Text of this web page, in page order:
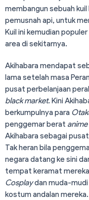
membangun sebuah
pemusnah api, untuk
Kuil ini kemudian
area di sekitarnya.
Akihabara mendapat
lama setelah masa
pusat perbelanjaan
black market. Kini
berkumpulnya para
penggemar berat anime
Akihabara sebagai pusat
Tak heran bila
negara datang ke sini
tempat keramat
Cosplaydan muda-
kostum andalan